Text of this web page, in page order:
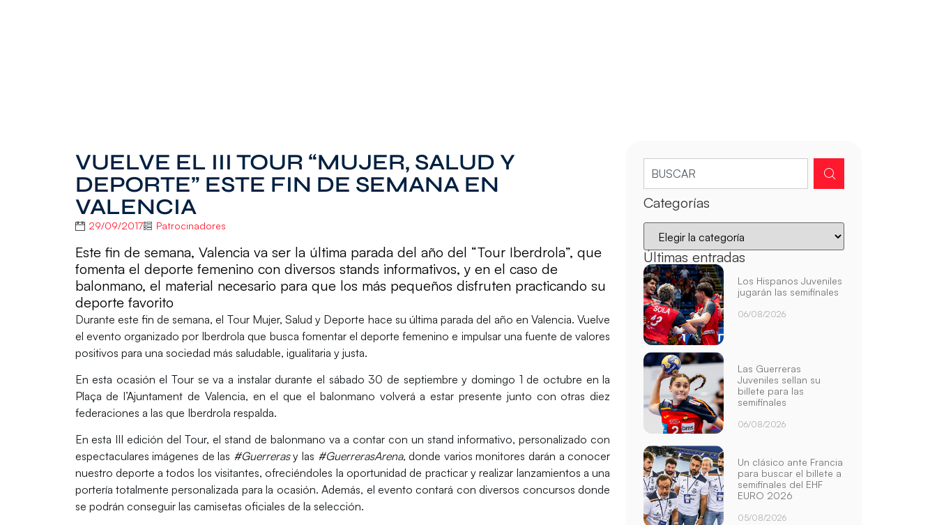
VUELVE EL III TOUR “MUJER, SALUD Y
DEPORTE” ESTE FIN DE SEMANA EN
VALENCIA
29/09/2017 Patrocinadores
Este fin de semana, Valencia va ser la última parada del año del “Tour Iberdrola”, que
fomenta el deporte femenino con diversos stands informativos, y en el caso de
balonmano, el material necesario para que los más pequeños disfruten practicando su
deporte favorito
Durante este fin de semana, el Tour Mujer, Salud y Deporte hace su última parada del año en Valencia. Vuelve
el evento organizado por Iberdrolaque busca fomentar el deporte femenino e impulsar una fuente de valores
positivos para una sociedad más saludable, igualitaria y justa.
En esta ocasión el Tour se va a instalar durante el sábado 30 de septiembre y domingo 1 de octubre en la
Plaça de l’Ajuntament de Valencia, en el que el balonmano volverá a estar presente junto con otras diez
federaciones a las que Iberdrola respalda.
En esta III edición del Tour, el stand de balonmano va a contar con un stand informativo, personalizado con
espectaculares imágenes de las #Guerrerasy las #GuerrerasArena, donde varios monitores darán a conocer
nuestro deporte a todos los visitantes, ofreciéndoles la oportunidad de practicar y realizar lanzamientos a una
portería totalmente personalizada para la ocasión. Además, el evento contará con diversos concursos donde
se podrán conseguir las camisetas oficiales de la selección.
Categorías
Últimas entradas
Los Hispanos Juveniles
jugarán las semifinales
06/08/2026
Las Guerreras
Juveniles sellan su
billete para las
semifinales
06/08/2026
Un clásico ante Francia
para buscar el billete a
semifinales del EHF
EURO 2026
05/08/2026